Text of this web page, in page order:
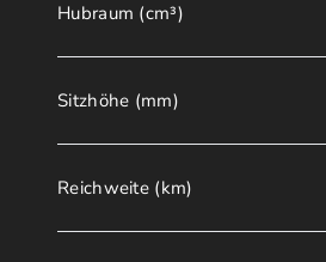
Hubraum (cm³)
Sitzhöhe (mm)
Reichweite (km)